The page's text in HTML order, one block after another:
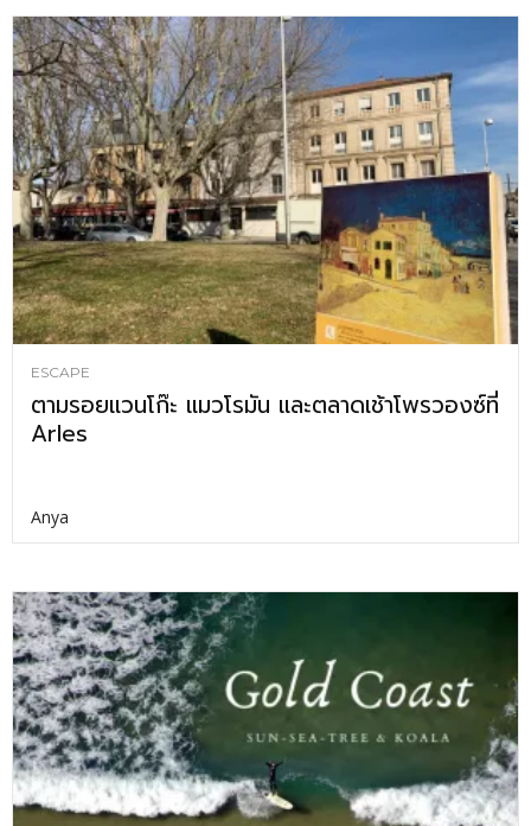
ESCAPE
ตามรอยแวนโก๊ะ แมวโรมัน และตลาดเช้าโพรวองซ์ที่
Arles
Anya